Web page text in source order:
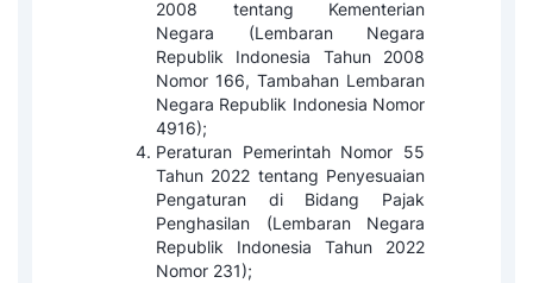
2008 tentang Kementerian
Negara (Lembaran Negara
Republik Indonesia Tahun 2008
Nomor 166, Tambahan Lembaran
Negara Republik Indonesia Nomor
4916);
Peraturan Pemerintah Nomor 55
Tahun 2022 tentang Penyesuaian
Pengaturan di Bidang Pajak
Penghasilan (Lembaran Negara
Republik Indonesia Tahun 2022
Nomor 231);